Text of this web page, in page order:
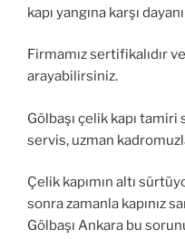
kapı yangına karşı
Firmamız sertifikalıdır
arayabilirsiniz.
Gölbaşı çelik kapı
servis, uzman
Çelik kapımın altı
sonra zamanla kapınız
Gölbaşı Ankara bu